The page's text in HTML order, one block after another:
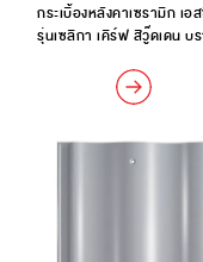
กระเบื้องหลังคาเซรามิก เอ
รุ่นเซลิกา เคิร์ฟ สีวู๊ดเดน บ